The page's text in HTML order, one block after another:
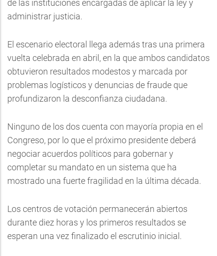
de las instituciones encargadas de aplicar la ley y
administrar justicia.
El escenario electoral llega además tras una primera
vuelta celebrada en abril, en la que ambos candidatos
obtuvieron resultados modestos y marcada por
problemas logísticos y denuncias de fraude que
profundizaron la desconfianza ciudadana.
Ninguno de los dos cuenta con mayoría propia en el
Congreso, por lo que el próximo presidente deberá
negociar acuerdos políticos para gobernar y
completar su mandato en un sistema que ha
mostrado una fuerte fragilidad en la última década.
Los centros de votación permanecerán abiertos
durante diez horas y los primeros resultados se
esperan una vez finalizado el escrutinio inicial.